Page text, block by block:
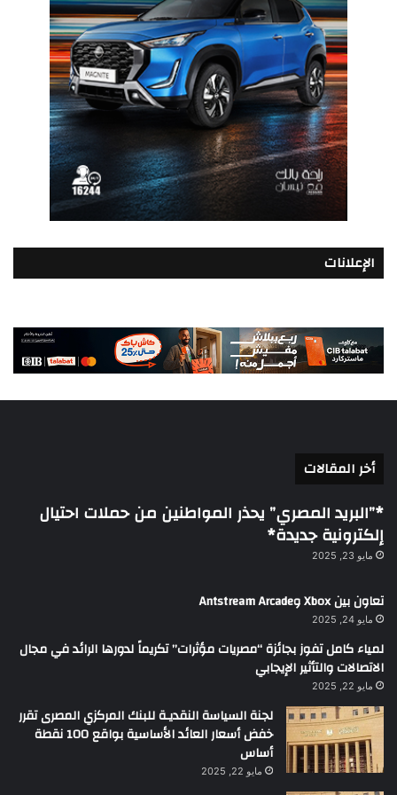
الإعلانات
أخر المقالات
*”البريد المصري” يحذر المواطنين من حملات احتيال
إلكترونية جديدة*
مايو 23, 2025
تعاون بين Xbox وAntstream Arcade
مايو 24, 2025
لمياء كامل تفوز بجائزة “مصريات مؤثرات” تكريماً لدورها الرائد في مجال
الاتصالات والتأثير الإيجابي
مايو 22, 2025
لجنة السياسة النقديـة للبنك المركزي المصرى تقرر
خفض أسعار العائد الأساسية بواقع 100 نقطة
أساس
مايو 22, 2025